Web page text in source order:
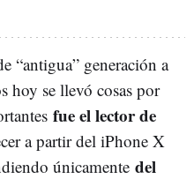
“antigua” generación a
hoy se llevó cosas por
fue el lector de
a partir del iPhone X
únicamente del